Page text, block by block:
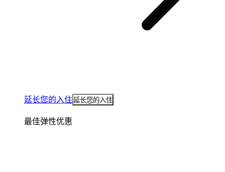
延长您的入住延长您的入住
最佳弹性优惠